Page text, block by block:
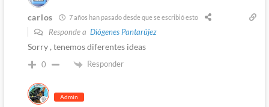
carlos 7 años han pasado desde que se escribió esto
Responde a Diógenes Pantarújez
Sorry , tenemos diferentes ideas
0 Responder
Admin